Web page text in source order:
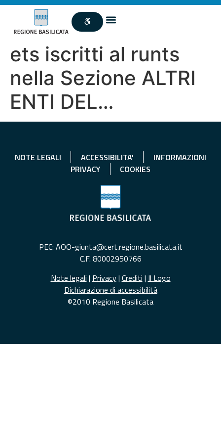
ets iscritti al runts
nella Sezione ALTRI
ENTI DEL…
NOTE LEGALI ACCESSIBILITA'
INFORMAZIONI
PRIVACY
COOKIES
PEC: AOO-giunta@cert.regione.basilicata.it
C.F. 80002950766
Note legali | Privacy| Crediti | Il Logo
Dichiarazione di accessibilità
©2010 Regione Basilicata